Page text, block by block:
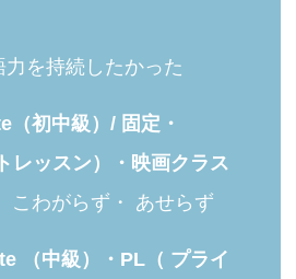
を持続したかった
初中級）/ 固定・
レッスン）・映画クラス
こわがらず・ あせらず
（中級）・PL（ プライ